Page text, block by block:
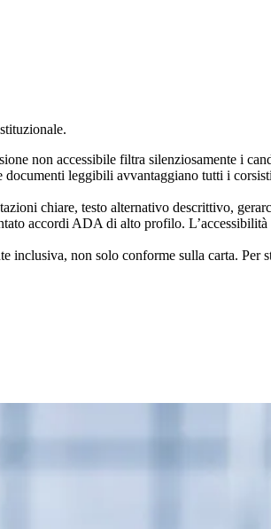
non accessibile filtra silenziosamente i
leggibili avvantaggiano tutti i
chiare, testo alternativo descrittivo,
accordi ADA di alto profilo. L’accessibilità
non solo conforme sulla carta. Per